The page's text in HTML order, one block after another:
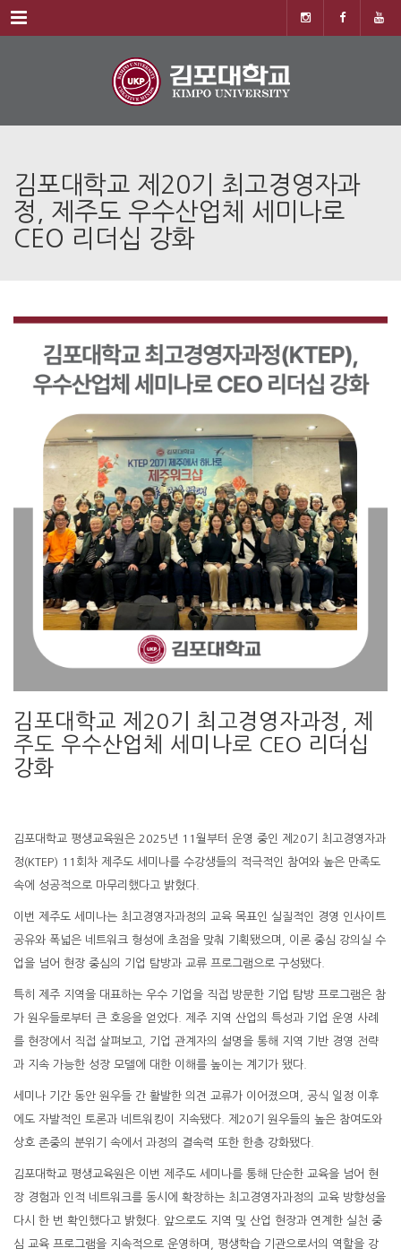
Menu
김포대학교 제20기 최고경영자과
정, 제주도 우수산업체 세미나로
CEO 리더십 강화
김포대학교 제20기 최고경영자과정, 제
주도 우수산업체 세미나로 CEO 리더십
강화
김포대학교 평생교육원은 2025년 11월부터 운영 중인 제20기 최고경영자과
정(KTEP) 11회차 제주도 세미나를 수강생들의 적극적인 참여와 높은 만족도
속에 성공적으로 마무리했다고 밝혔다.
이번 제주도 세미나는 최고경영자과정의 교육 목표인 실질적인 경영 인사이트
공유와 폭넓은 네트워크 형성에 초점을 맞춰 기획됐으며, 이론 중심 강의실 수
업을 넘어 현장 중심의 기업 탐방과 교류 프로그램으로 구성됐다.
특히 제주 지역을 대표하는 우수 기업을 직접 방문한 기업 탐방 프로그램은 참
가 원우들로부터 큰 호응을 얻었다. 제주 지역 산업의 특성과 기업 운영 사례
를 현장에서 직접 살펴보고, 기업 관계자의 설명을 통해 지역 기반 경영 전략
과 지속 가능한 성장 모델에 대한 이해를 높이는 계기가 됐다.
세미나 기간 동안 원우들 간 활발한 의견 교류가 이어졌으며, 공식 일정 이후
에도 자발적인 토론과 네트워킹이 지속됐다. 제20기 원우들의 높은 참여도와
상호 존중의 분위기 속에서 과정의 결속력 또한 한층 강화됐다.
김포대학교 평생교육원은 이번 제주도 세미나를 통해 단순한 교육을 넘어 현
장 경험과 인적 네트워크를 동시에 확장하는 최고경영자과정의 교육 방향성을
다시 한 번 확인했다고 밝혔다. 앞으로도 지역 및 산업 현장과 연계한 실천 중
심 교육 프로그램을 지속적으로 운영하며, 평생학습 기관으로서의 역할을 강